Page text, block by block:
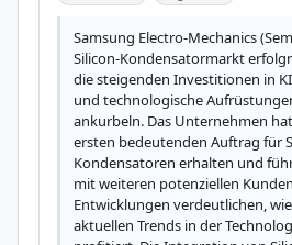
Samsung Electro-Mechanics
Silicon-Kondensatormarkt
die steigenden Investitionen in
und technologische
ankurbeln. Das Unternehmen
ersten bedeutenden Auftrag für
Kondensatoren erhalten und
mit weiteren potenziellen
Entwicklungen verdeutlichen,
aktuellen Trends in der